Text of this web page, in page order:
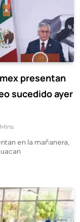
presentan
sucedido ayer
en la mañanera,